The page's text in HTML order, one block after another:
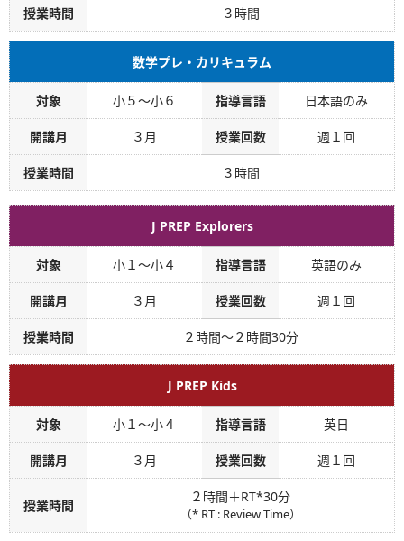
授業時間 ３時間
数学プレ・カリキュラム
対象 小５～小６ 指導言語 日本語のみ
開講月 ３月 授業回数 週１回
授業時間 ３時間
J PREP Explorers
対象 小１～小４ 指導言語 英語のみ
開講月 ３月 授業回数 週１回
授業時間 ２時間～２時間30分
J PREP Kids
対象 小１～小４ 指導言語 英日
開講月 ３月 授業回数 週１回
授業時間
２時間＋RT*30分
（* RT : Review Time）